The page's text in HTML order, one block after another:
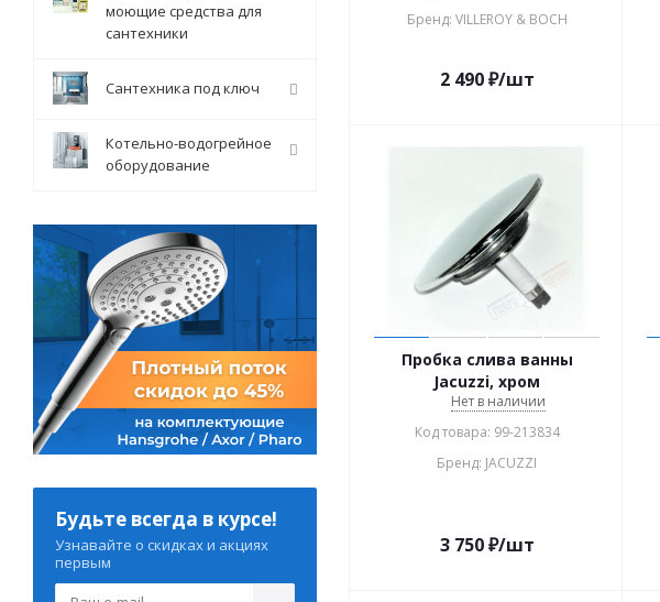
Бренд: VILLEROY & BOCH
2 490₽/шт
Пробка слива ванны
Jacuzzi, хром
Нет в наличии
Код товара: 99-213834
Бренд: JACUZZI
3 750₽/шт
моющие средства для
сантехники
Сантехника под ключ
Котельно-водогрейное
оборудование
Будьте всегда в курсе!
Узнавайте о скидках и акциях
первым